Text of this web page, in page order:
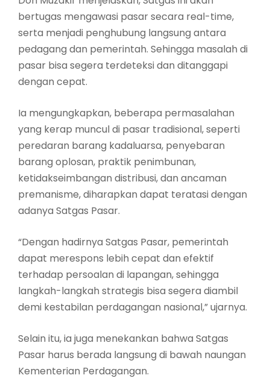
bertugas mengawasi pasar secara real-time,
serta menjadi penghubung langsung antara
pedagang dan pemerintah. Sehingga masalah di
pasar bisa segera terdeteksi dan ditanggapi
dengan cepat.
Ia mengungkapkan, beberapa permasalahan
yang kerap muncul di pasar tradisional, seperti
peredaran barang kadaluarsa, penyebaran
barang oplosan, praktik penimbunan,
ketidakseimbangan distribusi, dan ancaman
premanisme, diharapkan dapat teratasi dengan
adanya Satgas Pasar.
“Dengan hadirnya Satgas Pasar, pemerintah
dapat merespons lebih cepat dan efektif
terhadap persoalan di lapangan, sehingga
langkah-langkah strategis bisa segera diambil
demi kestabilan perdagangan nasional,” ujarnya.
Selain itu, ia juga menekankan bahwa Satgas
Pasar harus berada langsung di bawah naungan
Kementerian Perdagangan.